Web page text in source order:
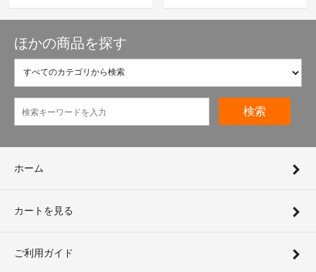
ほかの商品を探す
検索
ホーム
カートを見る
ご利用ガイド